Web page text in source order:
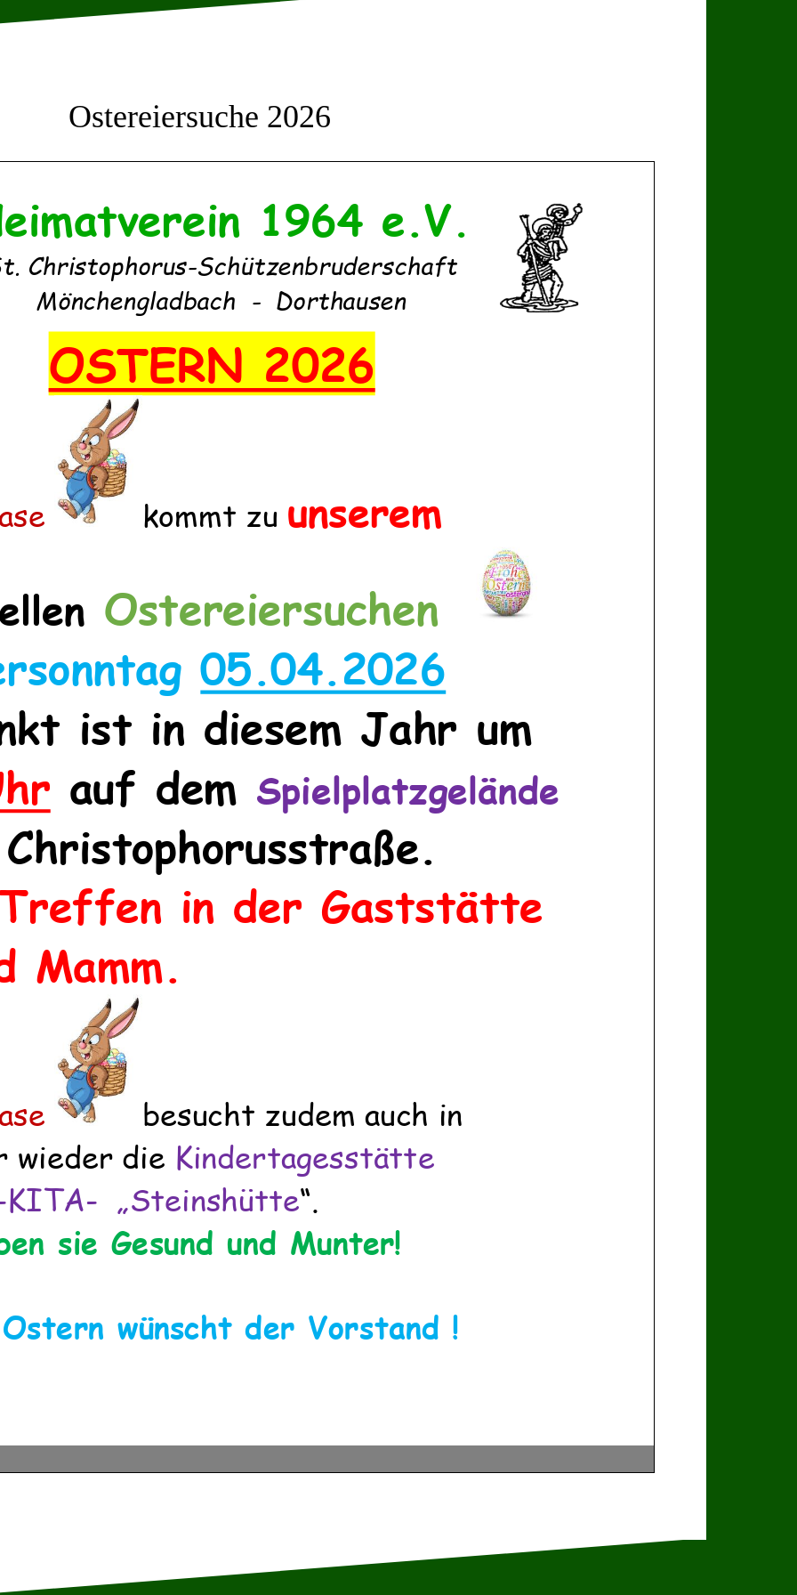
Ostereiersuche 2026
1964 e.V
Christophorus- Schützenbruderschaft
Mönchengladbach
Dorthausen
OSTERN 2026
kommt zu unserem
n Ostereiersuchen
05 .04.2026
ist in diesem Jahr um
auf dem Spielplatzgelände
in der Gaststätte
Mamm
besucht zudem auch in
wieder die Kindertagesstätte
KITA- „Steinshütte“
sie Gesund und Munter!
wünscht der Vorstand !